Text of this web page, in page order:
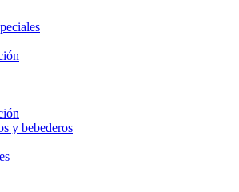
y bebederos